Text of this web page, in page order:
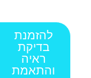
להזמנת
בדיקת
ראיה
והתאמת